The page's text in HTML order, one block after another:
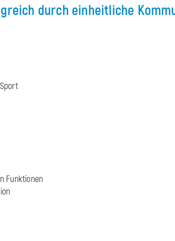
durch einheitliche
Funktionen